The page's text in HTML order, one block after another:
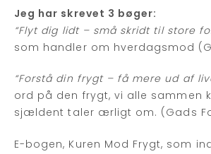
Jeg har skrevet 3 bøger:
“Flyt dig lidt – små skridt til store
som handler om hverdagsmod
“Forstå din frygt – få mere ud af
ord på den frygt, vi alle sammen
sjældent taler ærligt om. (Gads
E-bogen, Kuren Mod Frygt, som